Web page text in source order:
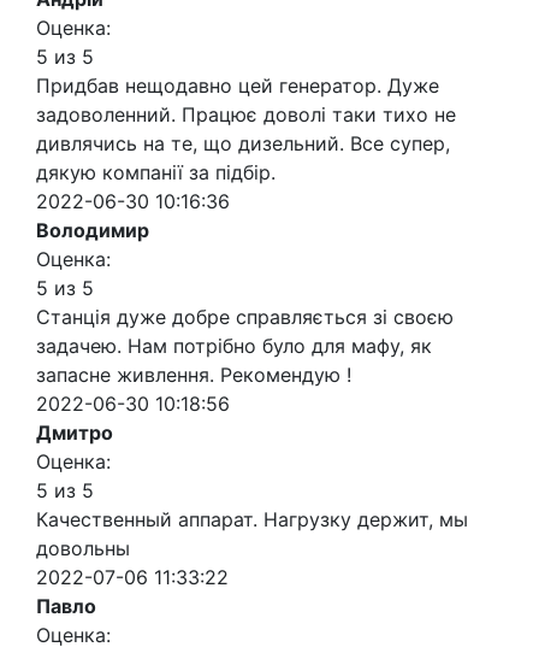
Оценка:
5 из 5
Придбав нещодавно цей генератор. Дуже
задоволенний. Працює доволі таки тихо не
дивлячись на те, що дизельний. Все супер,
дякую компанії за підбір.
2022-06-30 10:16:36
Володимир
Оценка:
5 из 5
Станція дуже добре справляється зі своєю
задачею. Нам потрібно було для мафу, як
запасне живлення. Рекомендую !
2022-06-30 10:18:56
Дмитро
Оценка:
5 из 5
Качественный аппарат. Нагрузку держит, мы
довольны
2022-07-06 11:33:22
Павло
Оценка: